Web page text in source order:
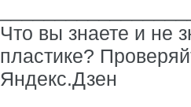
Что вы знаете и не
пластике?
Яндекс.Дзен